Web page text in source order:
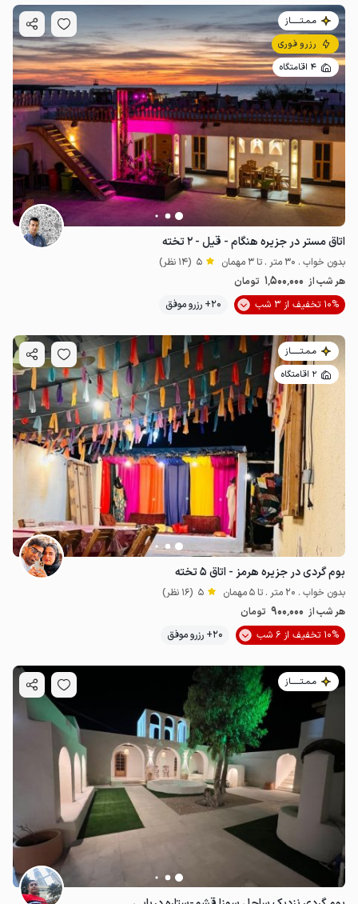
مـمـتــــــاز
رزرو فوری
4 اقامتگاه
اتاق مستر در جزیره هنگام - قیل - ۲ تخته
بدون خواب . 30 متر . تا 3 مهمان 5 (14 نظر)
هر شب از 1٬500٬000 تومان
10% تخفیف از 3 شب
20+ رزرو موفق
مـمـتــــــاز
2 اقامتگاه
بوم گردی در جزیره هرمز - اتاق ۵ تخته
بدون خواب . 20 متر . تا 5 مهمان 5 (16 نظر)
هر شب از 900٬000 تومان
10% تخفیف از 6 شب
20+ رزرو موفق
مـمـتــــــاز